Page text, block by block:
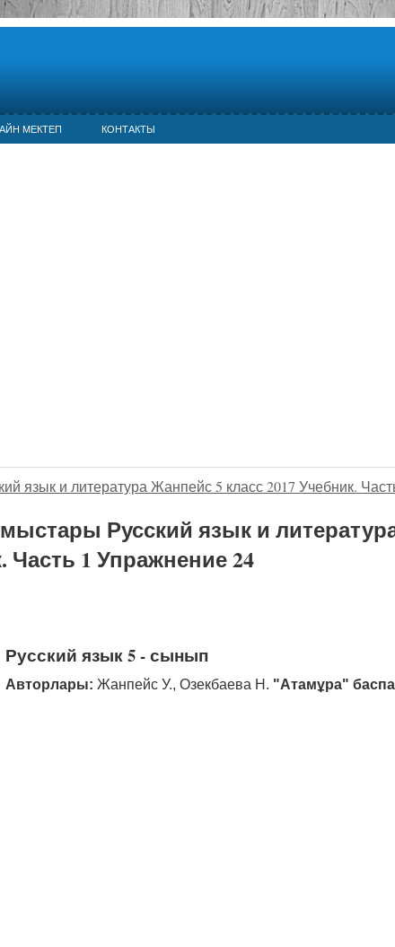
МЕКТЕП КОНТАКТЫ
язык и литература Жанпейс 5 класс 2017 Учебник.
Русский язык и
Часть 1 Упражнение 24
Русский язык 5 - сынып
Авторлары: Жанпейс У., Озекбаева Н. "Атамұра"